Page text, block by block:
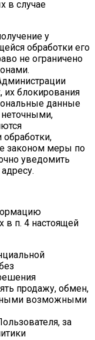
в случае
у
обработки его
не ограничено
их блокирования
данные
законом меры по
уведомить
в п. 4 настоящей
продажу, обмен,
возможными
за